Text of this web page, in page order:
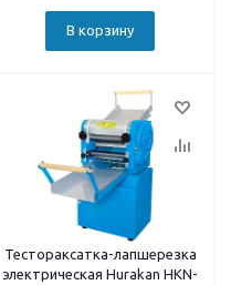
В корзину
Тестораксатка-лапшерезка
электрическая Hurakan HKN-